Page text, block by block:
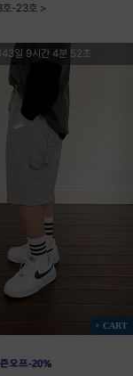
-23호 >
일 9시간 4분 52초
+ CART